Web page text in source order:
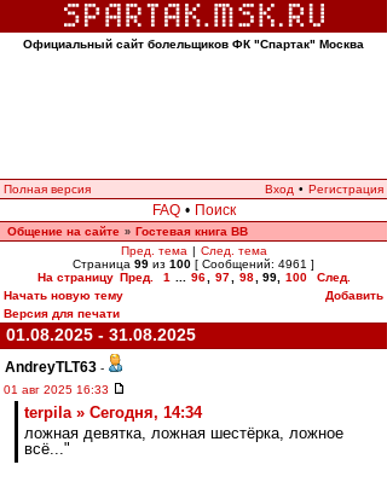
Официальный сайт болельщиков ФК "Спартак" Москва
Полная версия Вход • Регистрация
FAQ • Поиск
Общение на сайте » Гостевая книга ВВ
Пред. тема | След. тема
Страница 99 из 100 [ Сообщений: 4961 ]
На страницу Пред. 1 96 97 98 99, 100
След.
Начать новую тему
Добавить
Версия для печати
01.08.2025 - 31.08.2025
AndreyTLT63 -
01 авг 2025 16:33
terpila » Сегодня, 14:34
ложная девятка, ложная шестёрка, ложное
всё..."